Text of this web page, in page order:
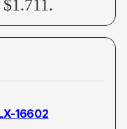
16602